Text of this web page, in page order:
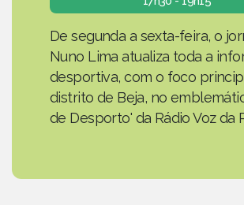
De segunda a sexta-feira, o
Nuno Lima atualiza toda a
desportiva, com o foco
distrito de Beja, no
de Desporto' da Rádio Voz da